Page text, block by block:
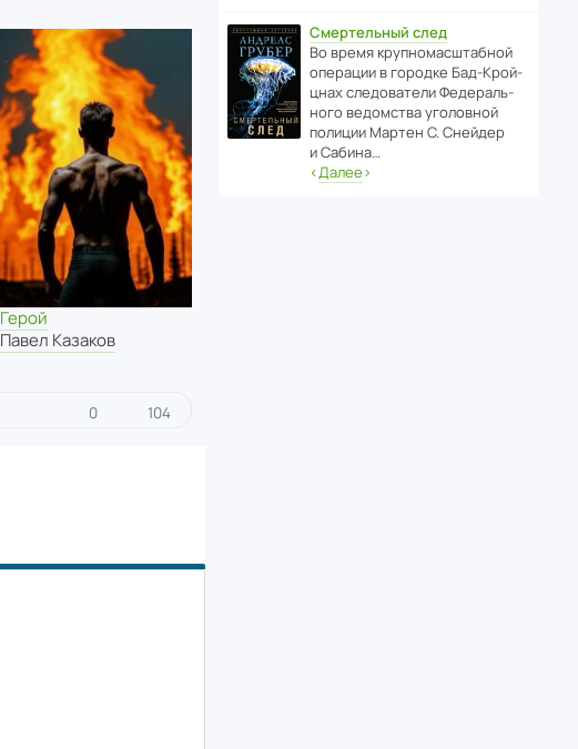
Герой
Павел Казаков
0 104
Смертельный след
Во время круп­но­мас­ш­та­бной
операции в городке Бад‑Крой­
цнах следо­ва­тели Феде­раль­
ного ведомства уголо­вной
полиции Мартен С. Снейдер
и Сабина…
‹Далее›